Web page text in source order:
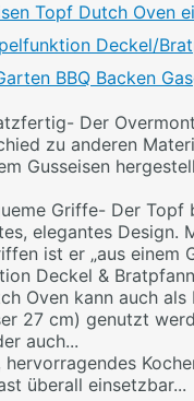
Topf Dutch Oven
Deckel/
BBQ Backen
Der
zu anderen
Gusseisen
Griffe- Der Topf
elegantes Design.
ist er „aus einem
Deckel &
Oven kann auch als
27 cm) genutzt
auch...
hervorragendes
überall einsetzbar...